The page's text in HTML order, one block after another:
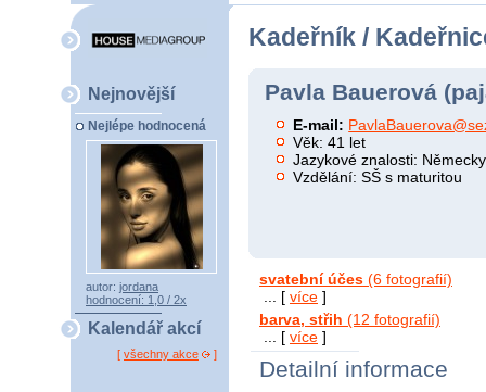
Nejnovější
Nejlépe hodnocená
autor: jordana
hodnocení: 1,0 / 2x
Kalendář akcí
[ všechny akce ]
Kadeřník /
Pavla Bauerová
E-mail:
Věk: 41 let
Jazykové znalosti: Německy
Vzdělání: SŠ s maturitou
svatební účes (6 fotografií)
... [ více ]
barva, střih (12 fotografií)
... [ více ]
Detailní informace